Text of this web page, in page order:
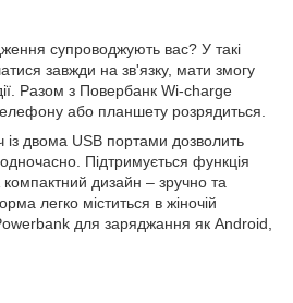
супроводжують вас? У такі
завжди на зв'язку, мати змогу
Разом з Повербанк Wi-charge
або планшету розрядиться.
двома USB портами дозволить
Підтримується функція
дизайн – зручно та
легко міститься в жіночій
для заряджання як Android,